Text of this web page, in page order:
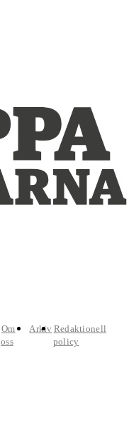
Om
oss
Arkiv Redaktionell
policy